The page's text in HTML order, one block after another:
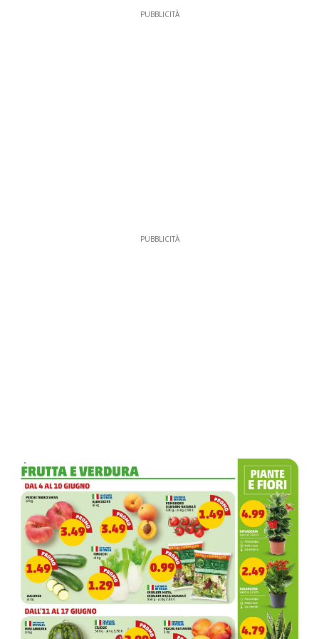
PUBBLICITÀ
PUBBLICITÀ